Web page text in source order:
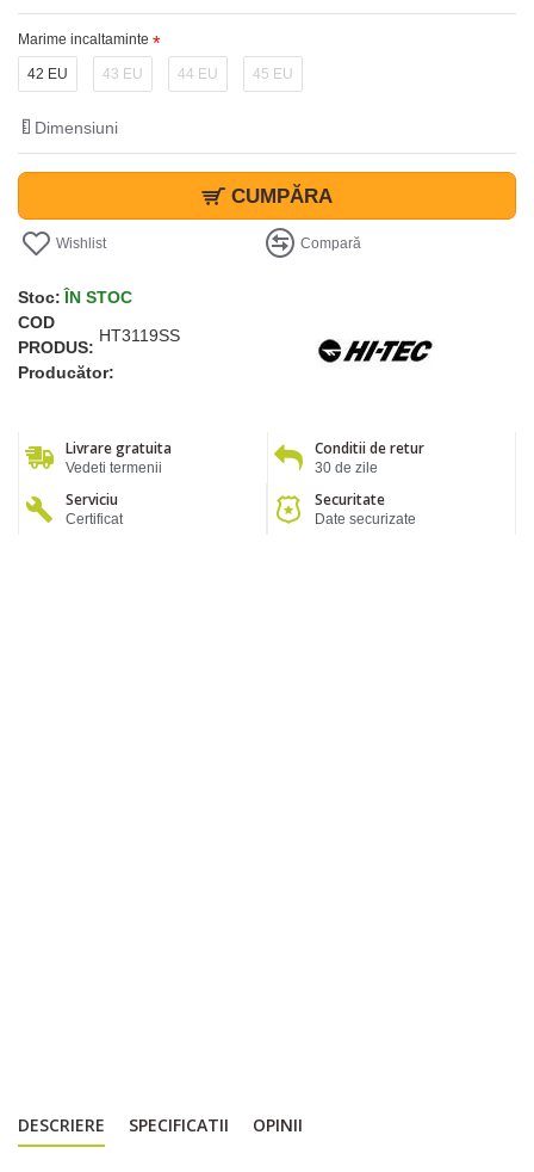
Marime incaltaminte
42 EU 43 EU 44 EU 45 EU
Dimensiuni
CUMPĂRA
Wishlist Compară
Stoc: ÎN STOC
COD
PRODUS:
HT3119SS
Producător:
Livrare gratuita
Vedeti termenii
Conditii de retur
30 de zile
Serviciu
Certificat
Securitate
Date securizate
DESCRIERE SPECIFICATII OPINII